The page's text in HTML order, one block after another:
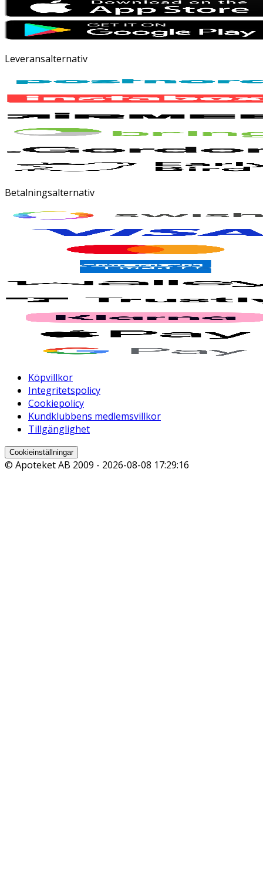
Leveransalternativ
Betalningsalternativ
Köpvillkor
Integritetspolicy
Cookiepolicy
Kundklubbens medlemsvillkor
Tillgänglighet
Cookieinställningar
© Apoteket AB 2009 - 2026-08-08 17:29:16